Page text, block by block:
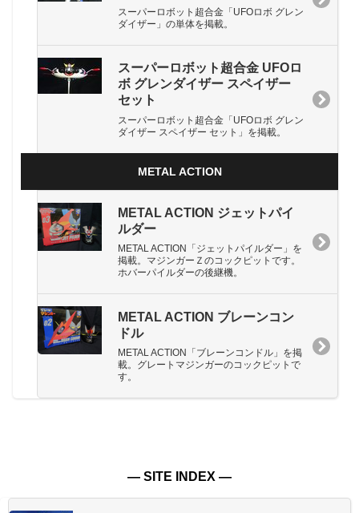
スーパーロボット超合金「UFOロボ グレン
ダイザー」の単体を掲載。
スーパーロボット超合金 UFOロ
ボ グレンダイザー スペイザー
セット
スーパーロボット超合金「UFOロボ グレン
ダイザー スペイザー セット」を掲載。
METAL ACTION
METAL ACTION ジェットパイ
ルダー
METAL ACTION「ジェットパイルダー」を
掲載。マジンガーＺのコックピットです。
ホバーパイルダーの後継機。
METAL ACTION ブレーンコン
ドル
METAL ACTION「ブレーンコンドル」を掲
載。グレートマジンガーのコックピットで
す。
― SITE INDEX ―